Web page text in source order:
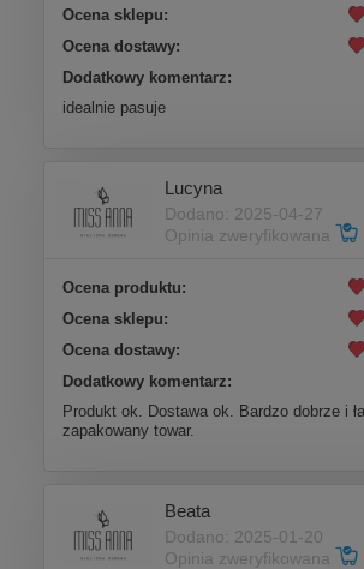
Ocena sklepu:
Ocena dostawy:
Dodatkowy komentarz:
idealnie pasuje
Lucyna
Dodano: 2025-04-27
Opinia zweryfikowana
Ocena produktu:
Ocena sklepu:
Ocena dostawy:
Dodatkowy komentarz:
Produkt ok. Dostawa ok. Bardzo dobrze i
zapakowany towar.
Beata
Dodano: 2025-01-20
Opinia zweryfikowana